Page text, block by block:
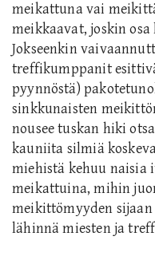
meikattuna vai
meikkaavat, joskin
Jokseenkin
treffikumppanit
pyynnöstä)
sinkkunaisten
nousee tuskan hiki
kauniita silmiä
miehistä kehuu naisia
meikattuina, mihin
meikittömyyden
lähinnä miesten ja